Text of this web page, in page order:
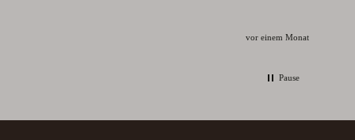
vor einem Monat
Pause